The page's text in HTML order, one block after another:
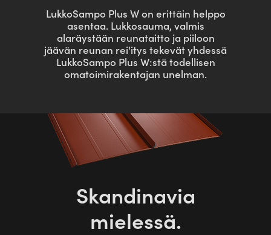
LukkoSampo Plus W on erittäin helppo
asentaa. Lukkosauma, valmis
alaräystään reunataitto ja piiloon
jäävän reunan rei'itys tekevät yhdessä
LukkoSampo Plus W:stä todellisen
omatoimirakentajan unelman.
Skandinavia
mielessä.